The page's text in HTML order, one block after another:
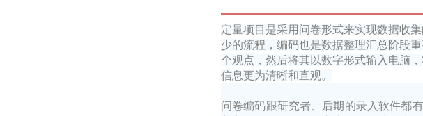
定量项目是采用问卷形式来实现数据收
少的流程，编码也是数据整理汇总阶段
个观点，然后将其以数字形式输入电脑
信息更为清晰和直观。
问卷编码跟研究者、后期的录入软件都